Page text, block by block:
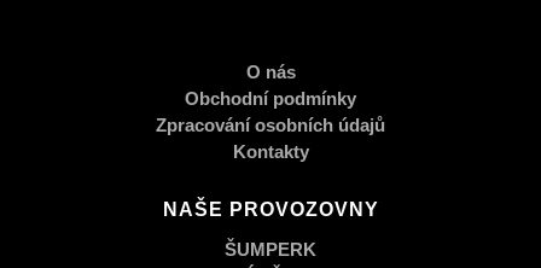
O nás
Obchodní podmínky
Zpracování osobních údajů
Kontakty
NAŠE PROVOZOVNY
ŠUMPERK